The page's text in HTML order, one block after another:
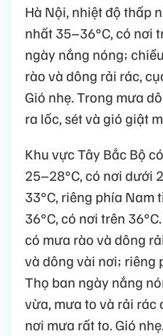
Hà Nội, nhiệt độ thấp
nhất 35–36°C, có nơi
ngày nắng nóng;
rào và dông rải rác,
Gió nhẹ. Trong mưa
ra lốc, sét và gió giật
Khu vực Tây Bắc Bộ
25–28°C, có nơi dưới
33°C, riêng phía Nam
36°C, có nơi trên
có mưa rào và dông
và dông vài nơi; riêng
Thọ ban ngày nắng
vừa, mưa to và rải rác
nơi mưa rất to. Gió